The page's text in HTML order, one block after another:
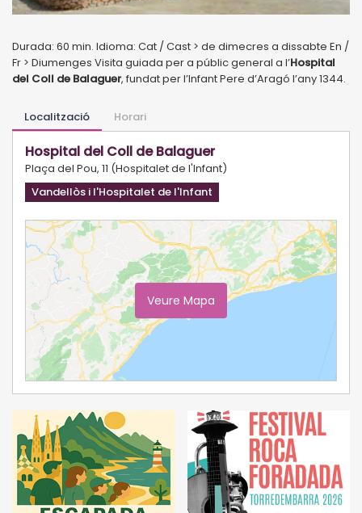
Durada: 60 min. Idioma: Cat / Cast > de dimecres a dissabte En /
Fr > Diumenges Visita guiada per a públic general a l’Hospital
del Coll de Balaguer, fundat per l’Infant Pere d’Aragó l’any 1344.
Localització Horari
Hospital del Coll de Balaguer
Plaça del Pou, 11 (Hospitalet de l'Infant)
Vandellòs i l'Hospitalet de l'Infant
Veure Mapa